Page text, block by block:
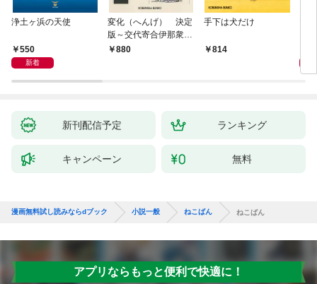
浄土ヶ浜の天使
550
新着
変化（へんげ） 決定
版～交代寄合伊那衆異
聞（1）～
880
手下は犬だけ
814
新刊配信予定 ランキング
キャンペーン 無料
漫画無料試し読みならdブック 小説一般 ねこばん ねこばん
アプリならもっと便利で快適に！